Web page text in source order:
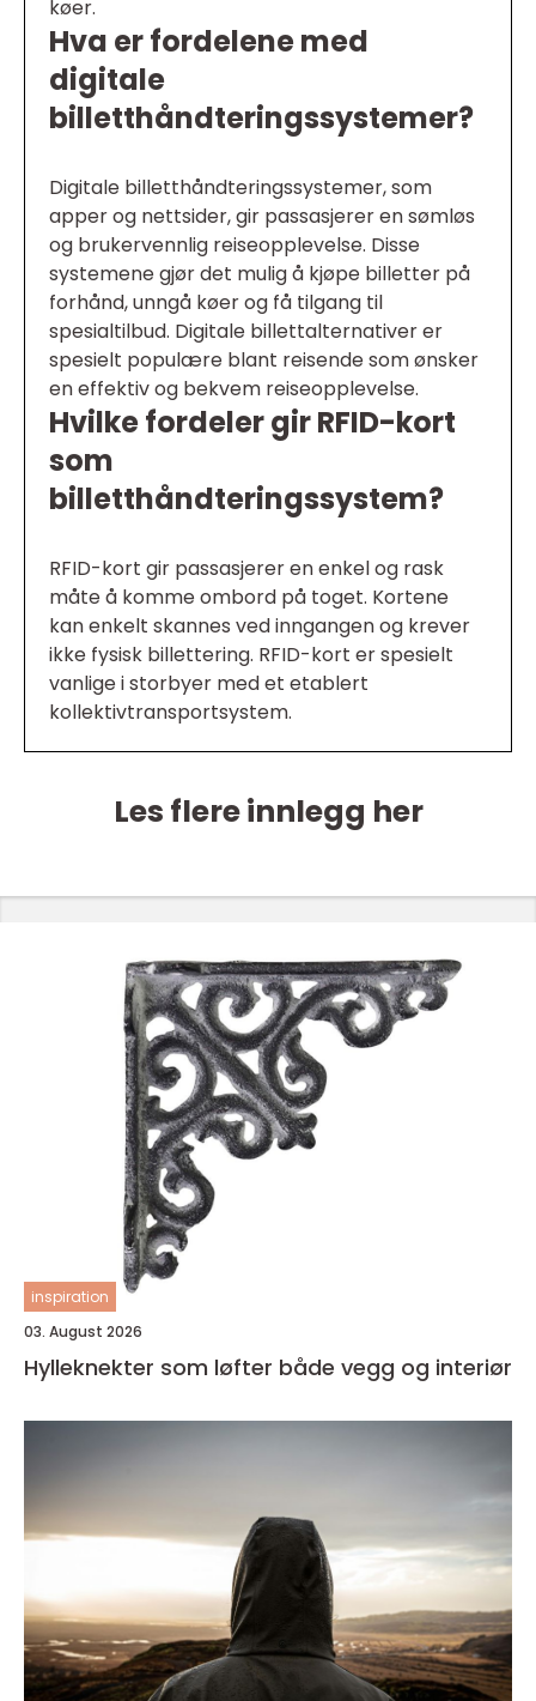
køer.
Hva er fordelene med
digitale
billetthåndteringssystemer?
Digitale billetthåndteringssystemer, som
apper og nettsider, gir passasjerer en sømløs
og brukervennlig reiseopplevelse. Disse
systemene gjør det mulig å kjøpe billetter på
forhånd, unngå køer og få tilgang til
spesialtilbud. Digitale billettalternativer er
spesielt populære blant reisende som ønsker
en effektiv og bekvem reiseopplevelse.
Hvilke fordeler gir RFID-kort
som
billetthåndteringssystem?
RFID-kort gir passasjerer en enkel og rask
måte å komme ombord på toget. Kortene
kan enkelt skannes ved inngangen og krever
ikke fysisk billettering. RFID-kort er spesielt
vanlige i storbyer med et etablert
kollektivtransportsystem.
Les flere innlegg her
inspiration
03. August 2026
Hylleknekter som løfter både vegg og interiør